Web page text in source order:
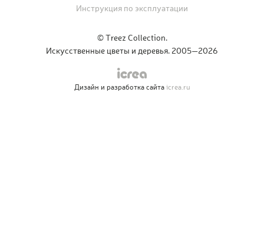
© Treez Collection.
Искусственные цветы и деревья. 2005—2026
Инструкция по эксплуатации
Дизайн и разработка сайтаicrea.ru